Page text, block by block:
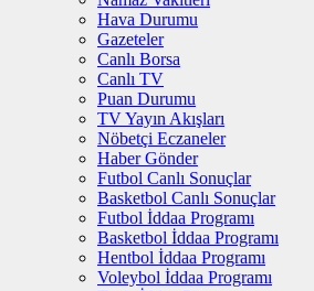
Hava Durumu
Gazeteler
Canlı Borsa
Canlı TV
Puan Durumu
TV Yayın Akışları
Nöbetçi Eczaneler
Haber Gönder
Futbol Canlı Sonuçlar
Basketbol Canlı Sonuçlar
Futbol İddaa Programı
Basketbol İddaa Programı
Hentbol İddaa Programı
Voleybol İddaa Programı